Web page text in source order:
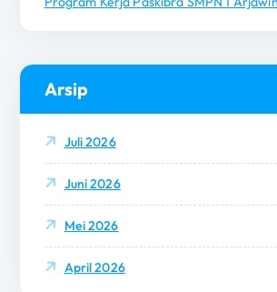
Arsip
Juli 2026
Juni 2026
Mei 2026
April 2026